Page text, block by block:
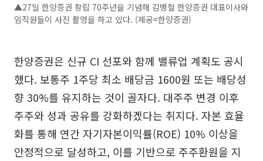
▲27일 한양증권 창립 70주년을 기념해 김병철 한양증권 대표이사와
임직원들이 사진 촬영을 하고 있다. (제공=한양증권)
한양증권은 신규 CI 선포와 함께 밸류업 계획도 공시
했다. 보통주 1주당 최소 배당금 1600원 또는 배당성
향 30%를 유지하는 것이 골자다. 대주주 변경 이후
주주와 성과 공유를 강화하겠다는 취지다. 자본 효율
화를 통해 연간 자기자본이익률(ROE) 10% 이상을
안정적으로 달성하고, 이를 기반으로 주주환원을 지